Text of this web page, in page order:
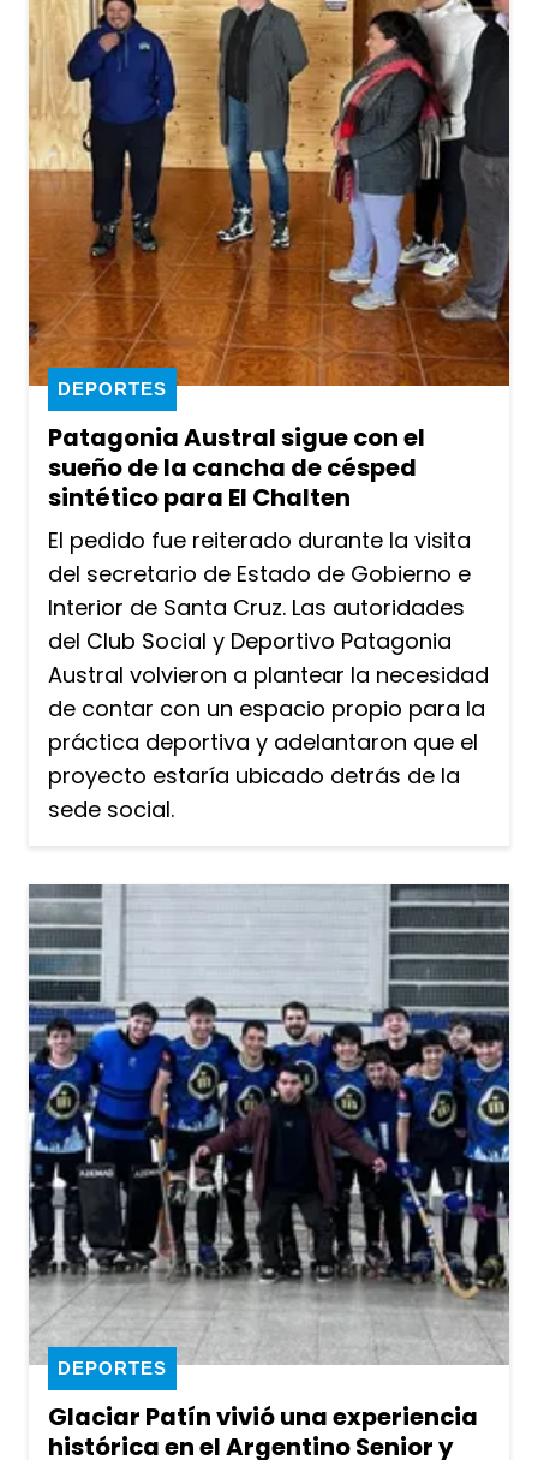
Patagonia Austral sigue con el
sueño de la cancha de césped
sintético para El Chalten
DEPORTES
El pedido fue reiterado durante la visita
del secretario de Estado de Gobierno e
Interior de Santa Cruz. Las autoridades
del Club Social y Deportivo Patagonia
Austral volvieron a plantear la necesidad
de contar con un espacio propio para la
práctica deportiva y adelantaron que el
proyecto estaría ubicado detrás de la
sede social.
Glaciar Patín vivió una experiencia
histórica en el Argentino Senior y
DEPORTES